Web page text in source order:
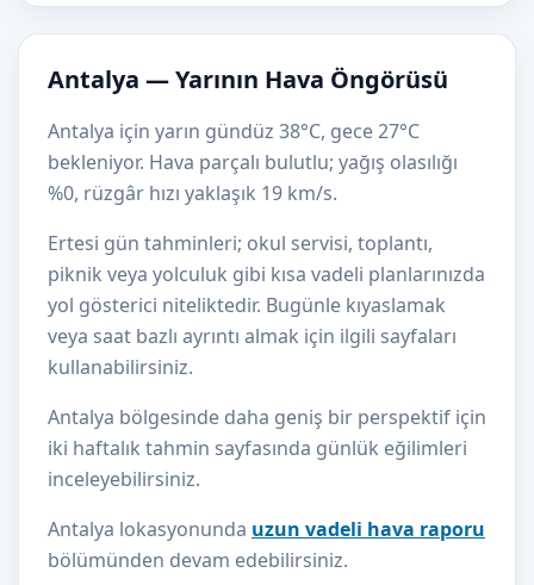
Antalya — Yarının Hava Öngörüsü
Antalya için yarın gündüz 38°C, gece 27°C
bekleniyor. Hava parçalı bulutlu; yağış olasılığı
%0, rüzgâr hızı yaklaşık 19 km/s.
Ertesi gün tahminleri; okul servisi, toplantı,
piknik veya yolculuk gibi kısa vadeli planlarınızda
yol gösterici niteliktedir. Bugünle kıyaslamak
veya saat bazlı ayrıntı almak için ilgili sayfaları
kullanabilirsiniz.
Antalya bölgesinde daha geniş bir perspektif için
iki haftalık tahmin sayfasında günlük eğilimleri
inceleyebilirsiniz.
Antalya lokasyonunda uzun vadeli hava raporu
bölümünden devam edebilirsiniz.